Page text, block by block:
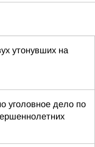
утонувших на
уголовное дело по